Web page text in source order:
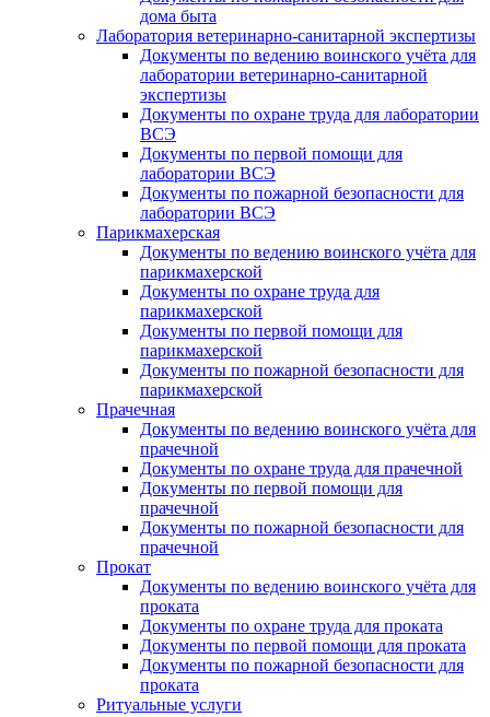
дома быта
Лаборатория ветеринарно-санитарной экспертизы
Документы по ведению воинского учёта для
лаборатории ветеринарно-санитарной
экспертизы
Документы по охране труда для лаборатории
ВСЭ
Документы по первой помощи для
лаборатории ВСЭ
Документы по пожарной безопасности для
лаборатории ВСЭ
Парикмахерская
Документы по ведению воинского учёта для
парикмахерской
Документы по охране труда для
парикмахерской
Документы по первой помощи для
парикмахерской
Документы по пожарной безопасности для
парикмахерской
Прачечная
Документы по ведению воинского учёта для
прачечной
Документы по охране труда для прачечной
Документы по первой помощи для
прачечной
Документы по пожарной безопасности для
прачечной
Прокат
Документы по ведению воинского учёта для
проката
Документы по охране труда для проката
Документы по первой помощи для проката
Документы по пожарной безопасности для
проката
Ритуальные услуги